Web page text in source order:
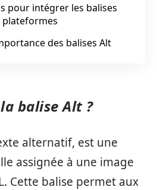
pour intégrer les balises
des balises Alt
balise Alt ?
alternatif, est une
assignée à une image
Cette balise permet aux